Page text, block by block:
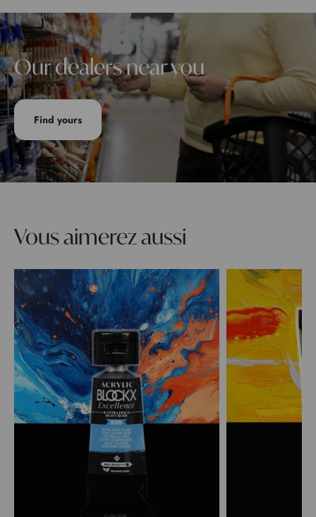
Our dealers near you
Find yours
Vous aimerez aussi